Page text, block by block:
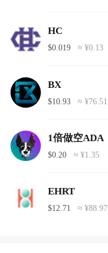
HC
$0.019 ≈ ¥0.13
BX
$10.93 ≈ ¥76.51
1倍做空ADA
$0.20 ≈ ¥1.35
EHRT
$12.71 ≈ ¥88.97